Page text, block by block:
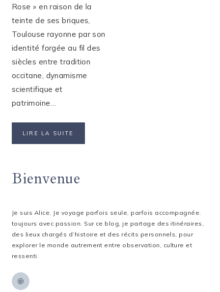
Rose » en raison de la
teinte de ses briques,
Toulouse rayonne par son
identité forgée au fil des
siècles entre tradition
occitane, dynamisme
scientifique et
patrimoine…
LIRE LA SUITE
:
INCONTOURNABLES
VISITER
Bienvenue
Je suis Alice. Je voyage parfois seule, parfois accompagnée.
toujours avec passion. Sur ce blog, je partage des itinéraires,
des lieux chargés d’histoire et des récits personnels, pour
explorer le monde autrement entre observation, culture et
ressenti.